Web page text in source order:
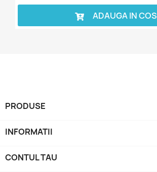
ADAUGA IN COS
PRODUSE
INFORMATII
CONTUL TAU